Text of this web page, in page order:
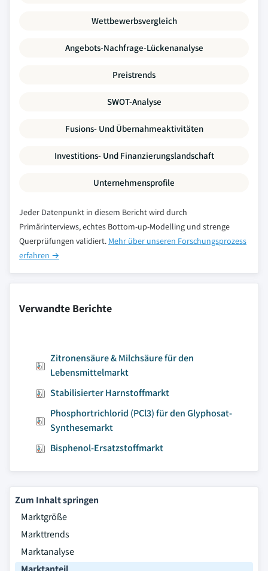
Wettbewerbsvergleich
Angebots-Nachfrage-Lückenanalyse
Preistrends
SWOT-Analyse
Fusions- Und Übernahmeaktivitäten
Investitions- Und Finanzierungslandschaft
Unternehmensprofile
Jeder Datenpunkt in diesem Bericht wird durch
Primärinterviews, echtes Bottom-up-Modelling und strenge
Querprüfungen validiert. Mehr über unseren Forschungsprozess
erfahren →
Verwandte Berichte
Zitronensäure & Milchsäure für den
Lebensmittelmarkt
Stabilisierter Harnstoffmarkt
Phosphortrichlorid (PCl3) für den Glyphosat-
Synthesemarkt
Bisphenol-Ersatzstoffmarkt
Zum Inhalt springen
Marktgröße
Markttrends
Marktanalyse